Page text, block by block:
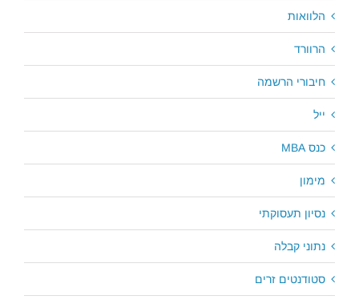
הלוואות
הרוורד
חיבורי הרשמה
ייל
כנס MBA
מימון
נסיון תעסוקתי
נתוני קבלה
סטודנטים זרים